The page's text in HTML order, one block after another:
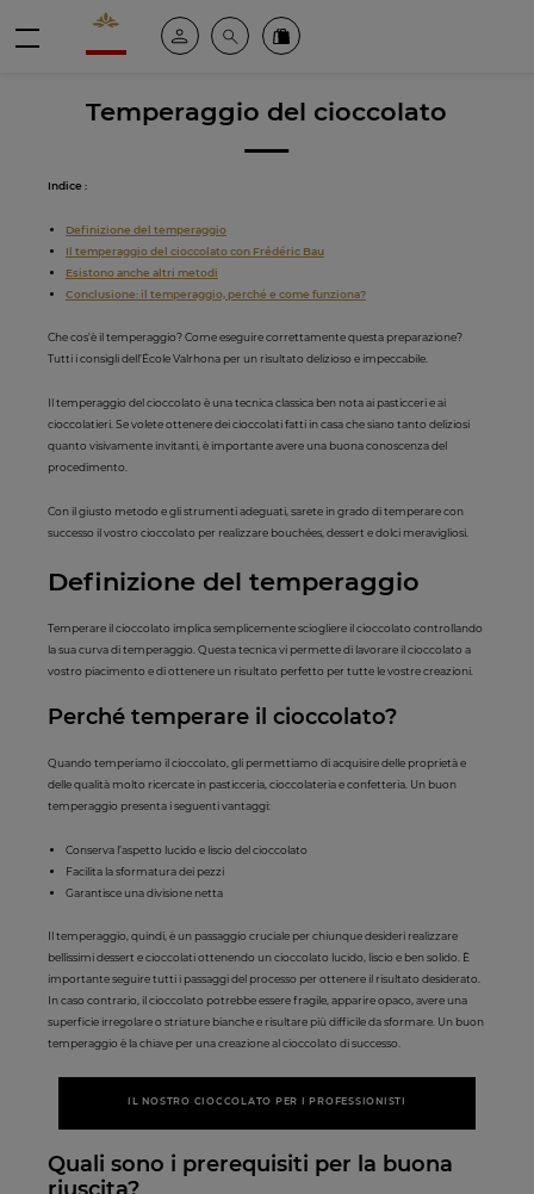
Valrhona - Imaginons le meilleur du chocolat
Il mio account
Cerca Ordinate i nostri prodotti online
Temperaggio del cioccolato
Indice :
Definizione del temperaggio
Il temperaggio del cioccolato con Frédéric Bau
Esistono anche altri metodi
Conclusione: il temperaggio, perché e come funziona?
Che cos'è il temperaggio? Come eseguire correttamente questa preparazione?
Tutti i consigli dell’École Valrhona per un risultato delizioso e impeccabile.
Il temperaggio del cioccolato è una tecnica classica ben nota ai pasticceri e ai
cioccolatieri. Se volete ottenere dei cioccolati fatti in casa che siano tanto deliziosi
quanto visivamente invitanti, è importante avere una buona conoscenza del
procedimento.
Con il giusto metodo e gli strumenti adeguati, sarete in grado di temperare con
successo il vostro cioccolato per realizzare bouchées, dessert e dolci meravigliosi.
Definizione del temperaggio
Temperare il cioccolato implica semplicemente sciogliere il cioccolato controllando
la sua curva di temperaggio. Questa tecnica vi permette di lavorare il cioccolato a
vostro piacimento e di ottenere un risultato perfetto per tutte le vostre creazioni.
Perché temperare il cioccolato?
Quando temperiamo il cioccolato, gli permettiamo di acquisire delle proprietà e
delle qualità molto ricercate in pasticceria, cioccolateria e confetteria. Un buon
temperaggio presenta i seguenti vantaggi:
Conserva l’aspetto lucido e liscio del cioccolato
Facilita la sformatura dei pezzi
Garantisce una divisione netta
Il temperaggio, quindi, è un passaggio cruciale per chiunque desideri realizzare
bellissimi dessert e cioccolati ottenendo un cioccolato lucido, liscio e ben solido. È
importante seguire tutti i passaggi del processo per ottenere il risultato desiderato.
In caso contrario, il cioccolato potrebbe essere fragile, apparire opaco, avere una
superficie irregolare o striature bianche e risultare più difficile da sformare. Un buon
temperaggio è la chiave per una creazione al cioccolato di successo.
IL NOSTRO CIOCCOLATO PER I PROFESSIONISTI
Quali sono i prerequisiti per la buona